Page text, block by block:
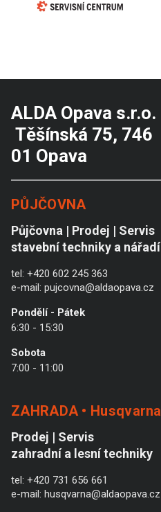
ALDA Opava s.r.o.
Těšínská 75, 746
01 Opava
PŮJČOVNA
Půjčovna | Prodej | Servis
stavební techniky a nářadí
tel: +420 602 245 363
e-mail: pujcovna@aldaopava.cz
Pondělí - Pátek
6:30 - 15:30
Sobota
7:00 - 11:00
ZAHRADA • Husqvarna
Prodej | Servis
zahradní a lesní techniky
tel: +420 731 656 661
e-mail: husqvarna@aldaopava.cz